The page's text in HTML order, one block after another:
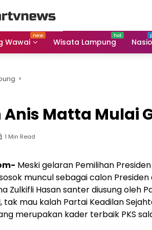
Wawai Wisata Lampung
Anis Matta Mulai
1 Min Read
Meski gelaran Pemilihan
muncul sebagai calon Presiden
Zulkifli Hasan santer diusung oleh
tak mau kalah Partai Keadilan
merupakan kader terbaik PKS